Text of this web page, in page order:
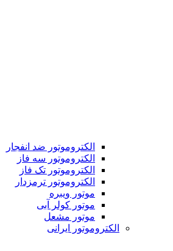
الکتروموتور ضد انفجار
الکتروموتور سه فاز
الکتروموتور تک فاز
الکتروموتور ترمزدار
موتور ویبره
موتور کولر آبی
موتور مشعل
الکتروموتور ایرانی